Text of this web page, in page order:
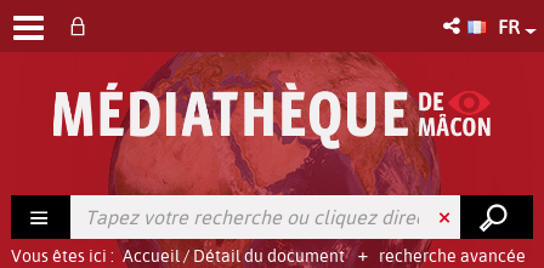
FR
recherche avancée
Vous êtes ici : Accueil/ Détail du document